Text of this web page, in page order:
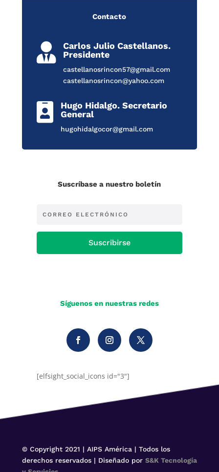
Contacto

Carlos Julio Castellanos.
Presidente
castellanosrincon57@gmail.com
castellanosrincon@yahoo.com

Hugo Hidalgo. Secretario
General
hugohidalgocor@gmail.com
Suscríbase a nuestro boletín
Suscribirse
Síguenos en nuestras redes
[elfsight_social_icons id="3"]
© Copyright 2021 | AIPS América | Todos los
derechos reservados | Diseñado por S&K Tecnología